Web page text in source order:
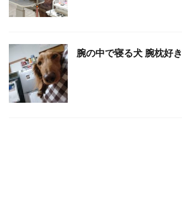
腕の中で寝る犬 腕枕好き